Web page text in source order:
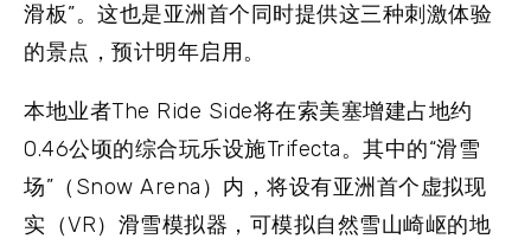
滑板”。这也是亚洲首个同时提供这三种刺激体验
的景点，预计明年启用。
本地业者The Ride Side将在索美塞增建占地约
0.46公顷的综合玩乐设施Trifecta。其中的“滑雪
场”（Snow Arena）内，将设有亚洲首个虚拟现
实（VR）滑雪模拟器，可模拟自然雪山崎岖的地